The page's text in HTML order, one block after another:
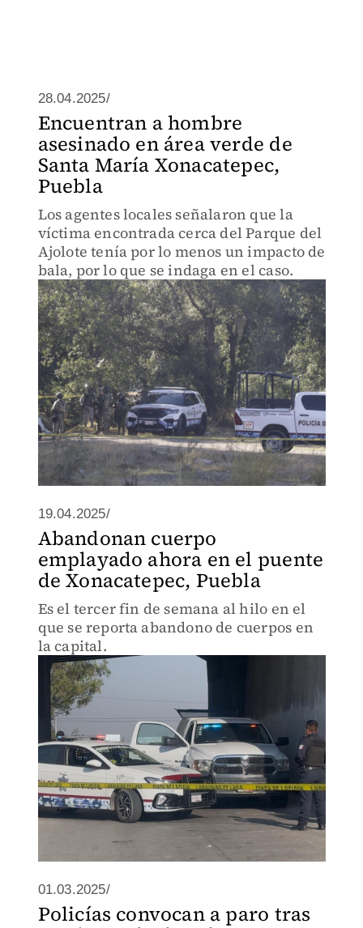
28.04.2025/
Encuentran a hombre
asesinado en área verde de
Santa María Xonacatepec,
Puebla
Los agentes locales señalaron que la
víctima encontrada cerca del Parque del
Ajolote tenía por lo menos un impacto de
bala, por lo que se indaga en el caso.
19.04.2025/
Abandonan cuerpo
emplayado ahora en el puente
de Xonacatepec, Puebla
Es el tercer fin de semana al hilo en el
que se reporta abandono de cuerpos en
la capital.
01.03.2025/
Policías convocan a paro tras